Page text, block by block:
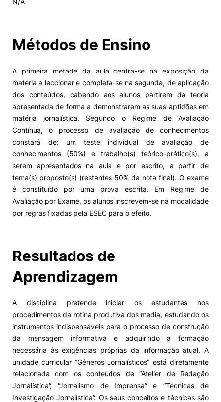
Projetos PRR
Magazine
Eventos
©2026 Instituto Politécnico de
N/A
Métodos de Ensino
A primeira metade da aula centra-se na exposição da
matéria a leccionar e completa-se na segunda, de aplicação
dos conteúdos, cabendo aos alunos partirem da teoria
apresentada de forma a demonstrarem as suas aptidões em
matéria jornalística. Segundo o Regime de Avaliação
Contínua, o processo de avaliação de conhecimentos
constará de: um teste individual de avaliação de
conhecimentos (50%) e trabalho(s) teórico-prático(s), a
serem apresentados na aula e por escrito, a partir de
tema(s) proposto(s) (restantes 50% da nota final). O exame
é constituído por uma prova escrita. Em Regime de
Avaliação por Exame, os alunos inscrevem-se na modalidade
por regras fixadas pela ESEC para o efeito.
Resultados de
Aprendizagem
A disciplina pretende iniciar os estudantes nos
procedimentos da rotina produtiva dos media, estudando os
instrumentos indispensáveis para o processo de construção
da mensagem informativa e adquirindo a formação
necessária às exigências próprias da informação atual. A
unidade curricular “Géneros Jornalísticos” está diretamente
relacionada com os conteúdos de “Atelier de Redação
Jornalística”, “Jornalismo de Imprensa” e “Técnicas de
Investigação Jornalística”. Os seus conceitos e técnicas são